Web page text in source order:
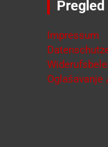
Pregled
Impressum